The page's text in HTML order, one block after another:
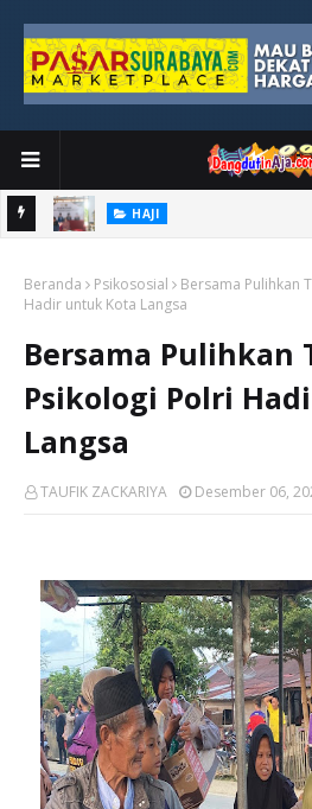
HAJI
Utama
Beranda Psikososial
Bersama Pulihkan
Hadir untuk Kota Langsa
Bersama Pulihkan
Psikologi Polri
Langsa
TAUFIK ZACKARIYA Desember 06,